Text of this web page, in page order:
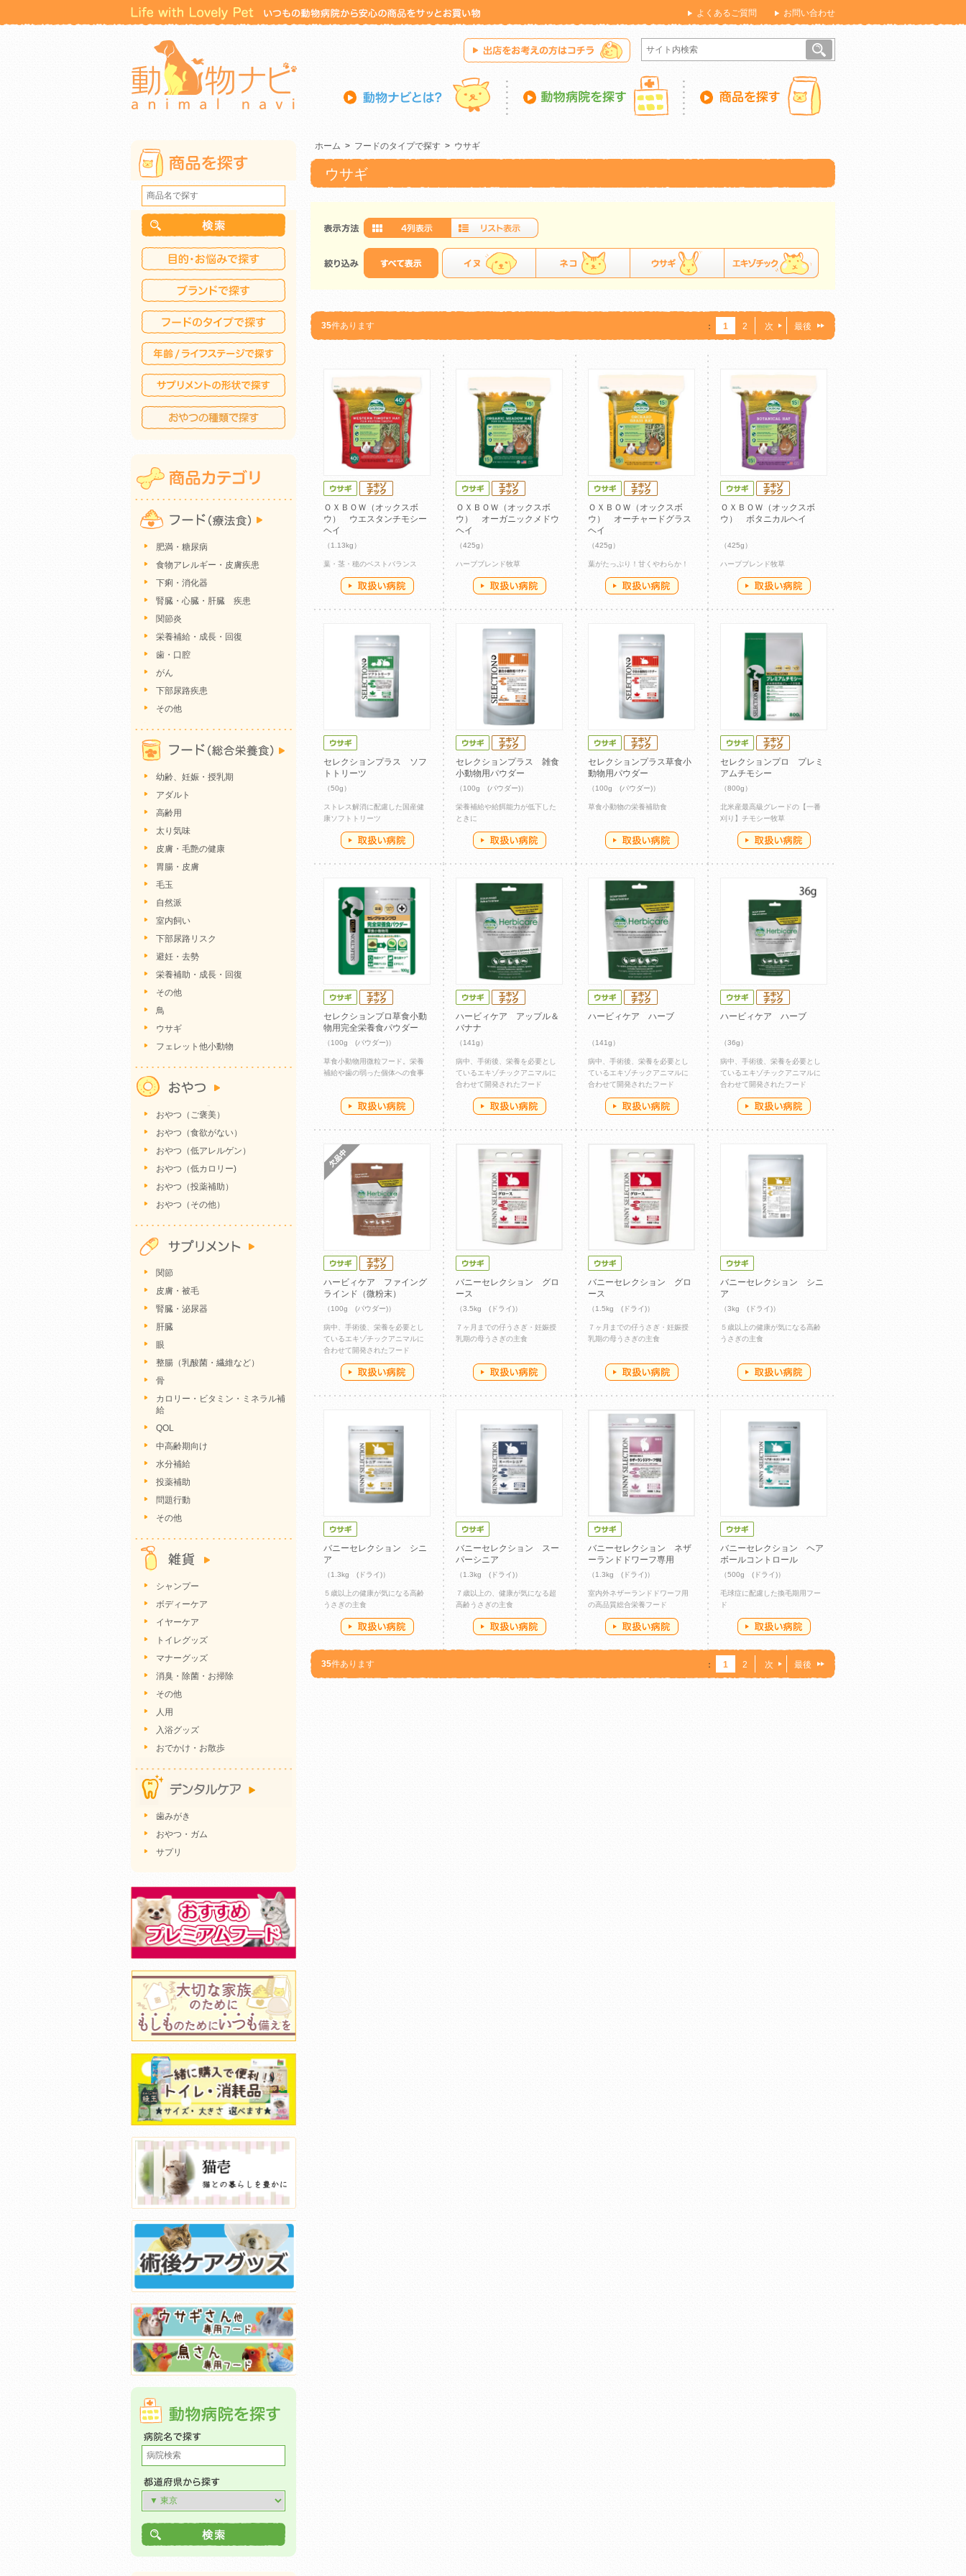
よくあるご質問 お問い合わせ
ホーム > フードのタイプで探す > ウサギ
ウサギ
35件あります ： 1 2 次 最後
ＯＸＢＯＷ（オックスボ
ウ） ウエスタンチモシー
ヘイ
（1.13kg）
葉・茎・穂のベストバランス
ＯＸＢＯＷ（オックスボ
ウ） オーガニックメドウ
ヘイ
（425g）
ハーブブレンド牧草
ＯＸＢＯＷ（オックスボ
ウ） オーチャードグラス
ヘイ
（425g）
葉がたっぷり！甘くやわらか！
ＯＸＢＯＷ（オックスボ
ウ） ボタニカルヘイ
（425g）
ハーブブレンド牧草
セレクションプラス ソフ
トトリーツ
（50g）
ストレス解消に配慮した国産健
康ソフトトリーツ
セレクションプラス 雑食
小動物用パウダー
（100g (パウダー)）
栄養補給や給餌能力が低下した
ときに
セレクションプラス草食小
動物用パウダー
（100g (パウダー)）
草食小動物の栄養補助食
セレクションプロ プレミ
アムチモシー
（800g）
北米産最高級グレードの【一番
刈り】チモシー牧草
セレクションプロ草食小動
物用完全栄養食パウダー
（100g (パウダー)）
草食小動物用微粒フード。栄養
補給や歯の弱った個体への食事
ハービィケア アップル＆
バナナ
（141g）
病中、手術後、栄養を必要とし
ているエキゾチックアニマルに
合わせて開発されたフード
ハービィケア ハーブ
（141g）
病中、手術後、栄養を必要とし
ているエキゾチックアニマルに
合わせて開発されたフード
ハービィケア ハーブ
（36g）
病中、手術後、栄養を必要とし
ているエキゾチックアニマルに
合わせて開発されたフード
ハービィケア ファイング
ラインド（微粉末）
（100g (パウダー)）
病中、手術後、栄養を必要とし
ているエキゾチックアニマルに
合わせて開発されたフード
バニーセレクション グロ
ース
（3.5kg (ドライ)）
７ヶ月までの仔うさぎ・妊娠授
乳期の母うさぎの主食
バニーセレクション グロ
ース
（1.5kg (ドライ)）
７ヶ月までの仔うさぎ・妊娠授
乳期の母うさぎの主食
バニーセレクション シニ
ア
（3kg (ドライ)）
５歳以上の健康が気になる高齢
うさぎの主食
バニーセレクション シニ
ア
（1.3kg (ドライ)）
５歳以上の健康が気になる高齢
うさぎの主食
バニーセレクション スー
パーシニア
（1.3kg (ドライ)）
７歳以上の、健康が気になる超
高齢うさぎの主食
バニーセレクション ネザ
ーランドドワーフ専用
（1.3kg (ドライ)）
室内外ネザーランドドワーフ用
の高品質総合栄養フード
バニーセレクション ヘア
ボールコントロール
（500g (ドライ)）
毛球症に配慮した換毛期用フー
ド
35件あります ： 1 2 次 最後
肥満・糖尿病
食物アレルギー・皮膚疾患
下痢・消化器
腎臓・心臓・肝臓 疾患
関節炎
栄養補給・成長・回復
歯・口腔
がん
下部尿路疾患
その他
幼齢、妊娠・授乳期
アダルト
高齢用
太り気味
皮膚・毛艶の健康
胃腸・皮膚
毛玉
自然派
室内飼い
下部尿路リスク
避妊・去勢
栄養補助・成長・回復
その他
鳥
ウサギ
フェレット他小動物
おやつ（ご褒美）
おやつ（食欲がない）
おやつ（低アレルゲン）
おやつ（低カロリー)
おやつ（投薬補助）
おやつ（その他）
関節
皮膚・被毛
腎臓・泌尿器
肝臓
眼
整腸（乳酸菌・繊維など）
骨
カロリー・ビタミン・ミネラル補
給
QOL
中高齢期向け
水分補給
投薬補助
問題行動
その他
シャンプー
ボディーケア
イヤーケア
トイレグッズ
マナーグッズ
消臭・除菌・お掃除
その他
人用
入浴グッズ
おでかけ・お散歩
歯みがき
おやつ・ガム
サプリ